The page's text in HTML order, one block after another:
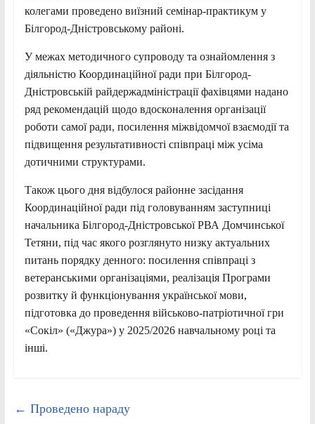
колегами проведено виїзний семінар-практикум у
Білгород-Дністровському районі.
Умежах методичного супроводу та ознайомлення з
діяльністю Координаційної ради при Білгород-
Дністровській райдержадміністрації фахівцями надано
ряд рекомендацій щодо вдосконалення організації
роботи самої ради, посилення міжвідомчої взаємодії та
підвищення результативності співпраці між усіма
дотичними структурами.
Також цього дня відбулося районне засідання
Координаційної ради під головуванням заступниці
начальника Білгород-Дністровської РВА Домчинської
Тетяни, під час якого розглянуто низку актуальних
питань порядку денного: посилення співпраці з
ветеранськими організаціями, реалізація Програми
розвитку й функціонування української мови,
підготовка до проведення військово-патріотичної гри
«Сокіл» («Джура») у 2025/2026 навчальному році та
інші.
← Проведено нараду